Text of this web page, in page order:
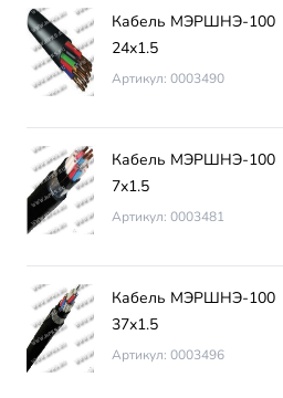
Кабель МЭРШНЭ-100
24х1.5
Артикул: 0003490
Кабель МЭРШНЭ-100
7х1.5
Артикул: 0003481
Кабель МЭРШНЭ-100
37х1.5
Артикул: 0003496